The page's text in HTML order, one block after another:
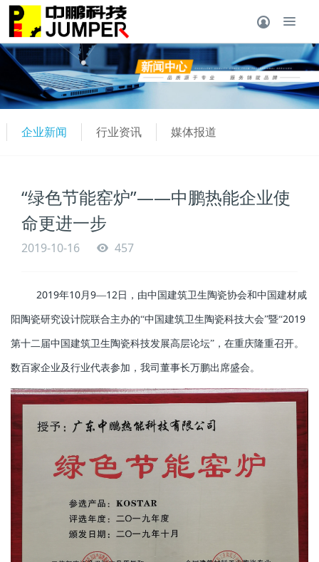
企业新闻 行业资讯 媒体报道
“绿色节能窑炉”——中鹏热能企业使
命更进一步
2019-10-16 457
2019年10月 9—12 日，由中国建筑卫生陶瓷协会和中国建材咸
阳陶瓷研究设计院联合主办的“中国建筑卫生陶瓷科技大会”暨“2019
第十二届中国建筑卫生陶瓷科技发展高层论坛”，在重庆隆重召开。
数百家企业及行业代表参加，我司董事长万鹏出席盛会。